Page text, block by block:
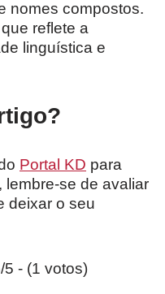
nomes compostos.
reflete a
linguística e
Portal KD para
se de avaliar
deixar o seu
5 - (1 votos)